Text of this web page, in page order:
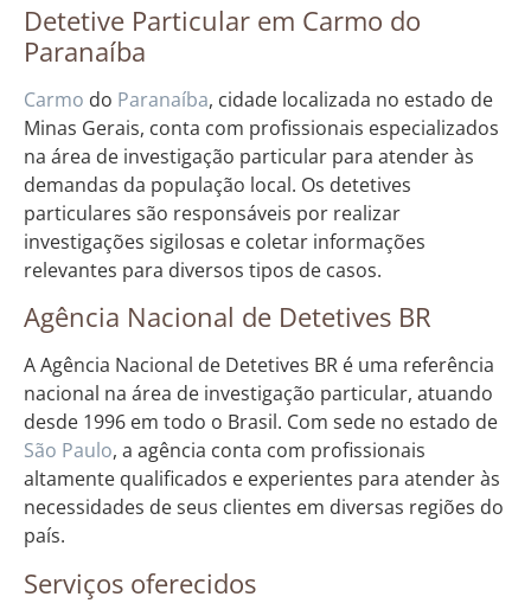
Detetive Particular em Carmo do
Paranaíba
Carmo do Paranaíba, cidade localizada no estado de
Minas Gerais, conta com profissionais especializados
na área de investigação particular para atender às
demandas da população local. Os detetives
particulares são responsáveis por realizar
investigações sigilosas e coletar informações
relevantes para diversos tipos de casos.
Agência Nacional de Detetives BR
A Agência Nacional de Detetives BR é uma referência
nacional na área de investigação particular, atuando
desde 1996 em todo o Brasil. Com sede no estado de
São Paulo, a agência conta com profissionais
altamente qualificados e experientes para atender às
necessidades de seus clientes em diversas regiões do
país.
Serviços oferecidos